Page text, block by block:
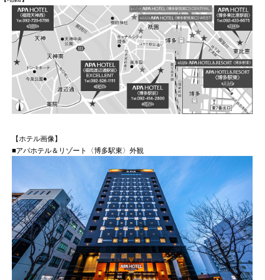
【ホテル画像】
■アパホテル＆リゾート〈博多駅東〉外観